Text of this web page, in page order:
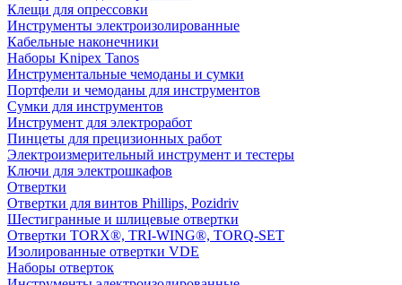
Клещи для опрессовки
Инструменты электроизолированные
Кабельные наконечники
Наборы Knipex Tanos
Инструментальные чемоданы и сумки
Портфели и чемоданы для инструментов
Сумки для инструментов
Инструмент для электроработ
Пинцеты для прецизионных работ
Электроизмерительный инструмент и тестеры
Ключи для электрошкафов
Отвертки
Отвертки для винтов Phillips, Pozidriv
Шестигранные и шлицевые отвертки
Отвертки TORX®, TRI-WING®, TORQ-SET
Изолированные отвертки VDE
Наборы отверток